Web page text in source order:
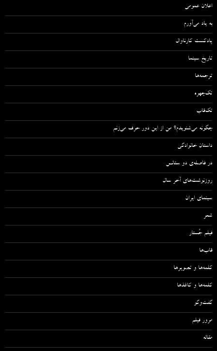
اعلان عمومی
به یاد می‌آورم
پادکست کارناوال
تاریخ سینما
ترجمه‌ها
تک‌چهره
تک‌قاب
چگونه می‌شنویدم؟ من از این دور حرف می‌زنم
داستان خانوادگی
در فاصله‌ی دو سئانس
روزنوشت‌های آخر سال
سینمای ایران
شعر
فیلم جُستار
قاب‌ها
کلمه‌ها و تصویرها
کلمه‌ها و کاغذها
گفت‌وگو
مرور فیلم
مقاله‌